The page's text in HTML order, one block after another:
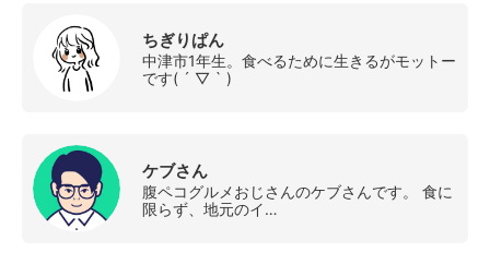
ちぎりぱん
中津市1年生。食べるために生きるがモットー
です( ´ ▽ ` )
ケブさん
腹ペコグルメおじさんのケブさんです。 食に
限らず、地元のイ…